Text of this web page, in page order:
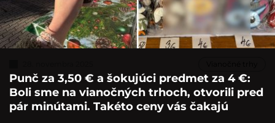
Punč za 3,50 € a šokujúci predmet za 4 €:
Boli sme na vianočných trhoch, otvorili pred
pár minútami. Takéto ceny vás čakajú